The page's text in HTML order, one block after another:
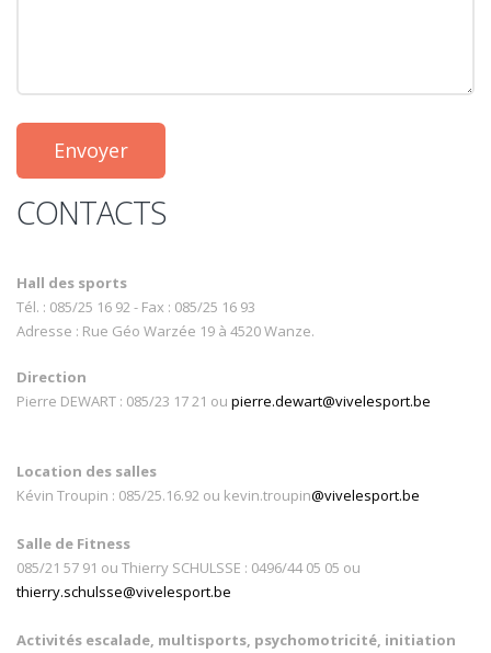
Envoyer
CONTACTS
Hall des sports
Tél. : 085/25 16 92 - Fax : 085/25 16 93
Adresse : Rue Géo Warzée 19 à 4520 Wanze.
Direction
Pierre DEWART : 085/23 17 21 ou pierre.dewart@vivelesport.be
Location des salles
Kévin Troupin : 085/25.16.92 ou kevin.troupin@vivelesport.be
Salle de Fitness
085/21 57 91 ou Thierry SCHULSSE : 0496/44 05 05 ou
thierry.schulsse@vivelesport.be
Activités escalade, multisports, psychomotricité, initiation